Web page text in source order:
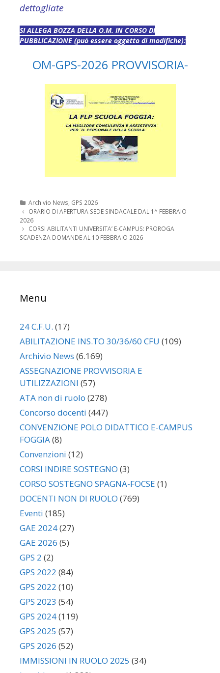
dettagliate
SI ALLEGA BOZZA DELLA O.M. IN CORSO DI
PUBBLICAZIONE (può essere oggetto di modifiche):
OM-GPS-2026 PROVVISORIA-
Categorie
Archivio News, GPS 2026
Navigazione
articolo
ORARIO DI APERTURA SEDE SINDACALE DAL 1^ FEBBRAIO
2026
CORSI ABILITANTI UNIVERSITA’ E-CAMPUS: PROROGA
SCADENZA DOMANDE AL 10 FEBBRAIO 2026
Menu
24 C.F.U. (17)
ABILITAZIONE INS.TO 30/36/60 CFU (109)
Archivio News (6.169)
ASSEGNAZIONE PROVVISORIA E
UTILIZZAZIONI (57)
ATA non di ruolo (278)
Concorso docenti (447)
CONVENZIONE POLO DIDATTICO E-CAMPUS
FOGGIA(8)
Convenzioni (12)
CORSI INDIRE SOSTEGNO (3)
CORSO SOSTEGNO SPAGNA-FOCSE (1)
DOCENTI NON DI RUOLO (769)
Eventi (185)
GAE 2024(27)
GAE 2026 (5)
GPS 2 (2)
GPS 2022 (84)
GPS 2022 (10)
GPS 2023 (54)
GPS 2024(119)
GPS 2025 (57)
GPS 2026 (52)
IMMISSIONI IN RUOLO 2025 (34)